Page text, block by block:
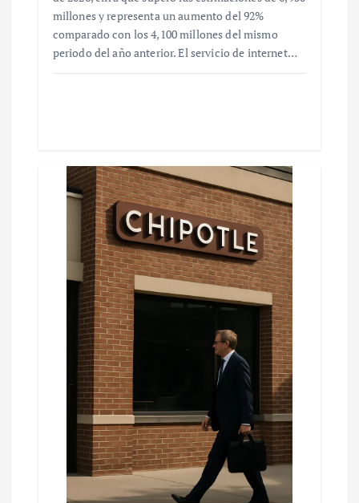
millones y representa un aumento del 92%
comparado con los 4,100 millones del mismo
periodo del año anterior. El servicio de internet…